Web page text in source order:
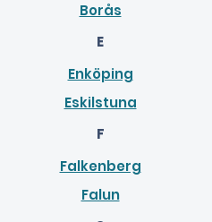
Borås
E
Enköping
Eskilstuna
F
Falkenberg
Falun